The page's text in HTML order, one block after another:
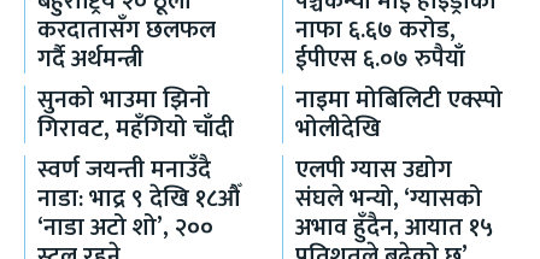
करदातासँग छलफल
गर्दै अर्थमन्त्री
नाफा ६.६७ करोड,
ईपीएस ६.०७ रुपैयाँ
सुनको भाउमा झिनो
गिरावट, महँगियो चाँदी
नाइमा मोबिलिटी एक्स्पो
भोलीदेखि
स्वर्ण जयन्ती मनाउँदै
नाडा: भाद्र ९ देखि १८औँ
‘नाडा अटो शो’, २००
एलपी ग्यास उद्योग
संघले भन्यो, ‘ग्यासको
अभाव हुँदैन, आयात १५